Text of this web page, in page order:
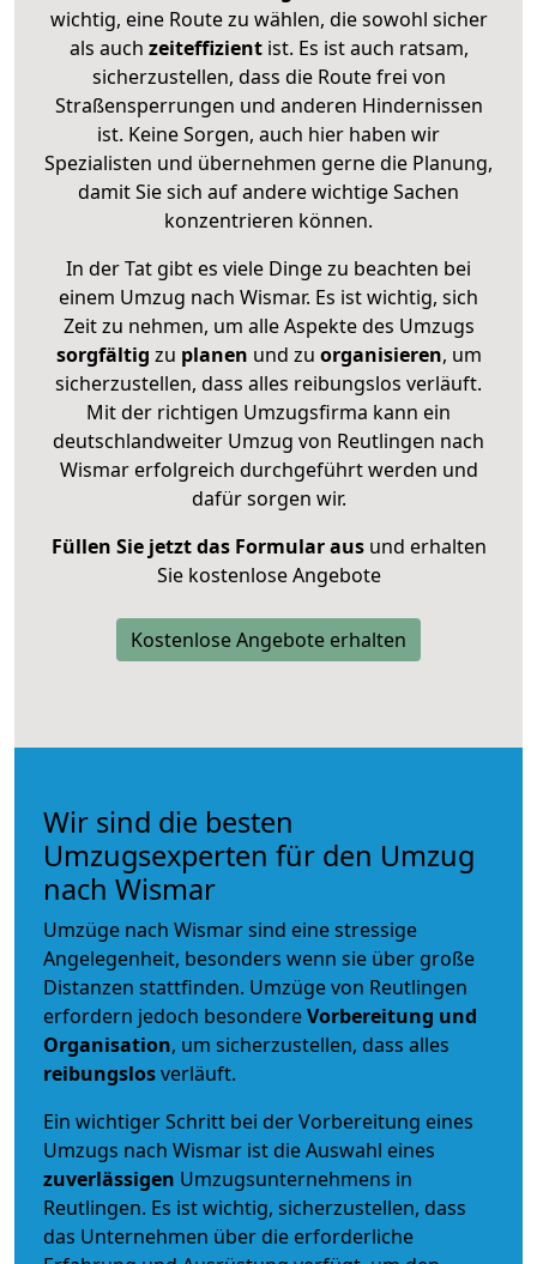
wichtig, eine Route zu wählen, die sowohl sicher
als auch zeiteffizientist. Es ist auch ratsam,
sicherzustellen, dass die Route frei von
Straßensperrungen und anderen Hindernissen
ist. Keine Sorgen, auch hier haben wir
Spezialisten und übernehmen gerne die Planung,
damit Sie sich auf andere wichtige Sachen
konzentrieren können.
In der Tat gibt es viele Dinge zu beachten bei
einem Umzug nach Wismar. Es ist wichtig, sich
Zeit zu nehmen, um alle Aspekte des Umzugs
sorgfältig zu planen und zu organisieren, um
sicherzustellen, dass alles reibungslos verläuft.
Mit der richtigen Umzugsfirma kann ein
deutschlandweiter Umzug von Reutlingen nach
Wismar erfolgreich durchgeführt werden und
dafür sorgen wir.
Füllen Sie jetzt das Formular ausund erhalten
Sie kostenlose Angebote
Kostenlose Angebote erhalten
Wir sind die besten
Umzugsexperten für den Umzug
nach Wismar
Umzüge nach Wismar sind eine stressige
Angelegenheit, besonders wenn sie über große
Distanzen stattfinden. Umzüge von Reutlingen
erfordern jedoch besondereVorbereitung und
Organisation, um sicherzustellen, dass alles
reibungslosverläuft.
Ein wichtiger Schritt bei der Vorbereitung eines
Umzugs nach Wismar ist die Auswahl eines
zuverlässigen Umzugsunternehmens in
Reutlingen. Es ist wichtig, sicherzustellen, dass
das Unternehmen über die erforderliche